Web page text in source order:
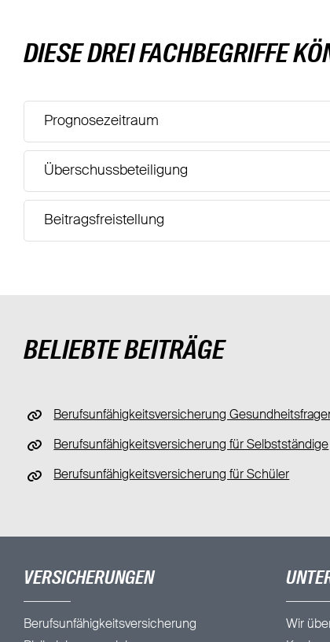
DIESE DREI FACHBEGRIFFE
Prognosezeitraum
Überschussbeteiligung
Beitragsfreistellung
BELIEBTE BEITRÄGE
Berufsunfähigkeitsversicherung
Berufsunfähigkeitsversicherung für Selbstständige
Berufsunfähigkeitsversicherung für Schüler
VERSICHERUNGEN
Berufsunfähigkeitsversicherung
Wir